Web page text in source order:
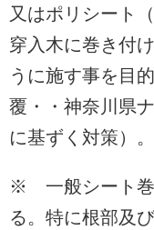
又はポリシート
穿入木に巻き付
うに施す事を目
覆・・神奈川県
に基ずく対策）。
※ 一般シート巻
る。特に根部及